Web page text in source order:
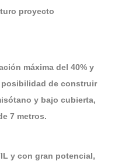
proyecto
máxima del 40% y
de construir
y bajo cubierta,
7 metros.
y con gran potencial,